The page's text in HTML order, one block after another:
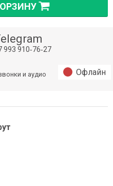
993 910‑76‑27
и аудио
Офлайн